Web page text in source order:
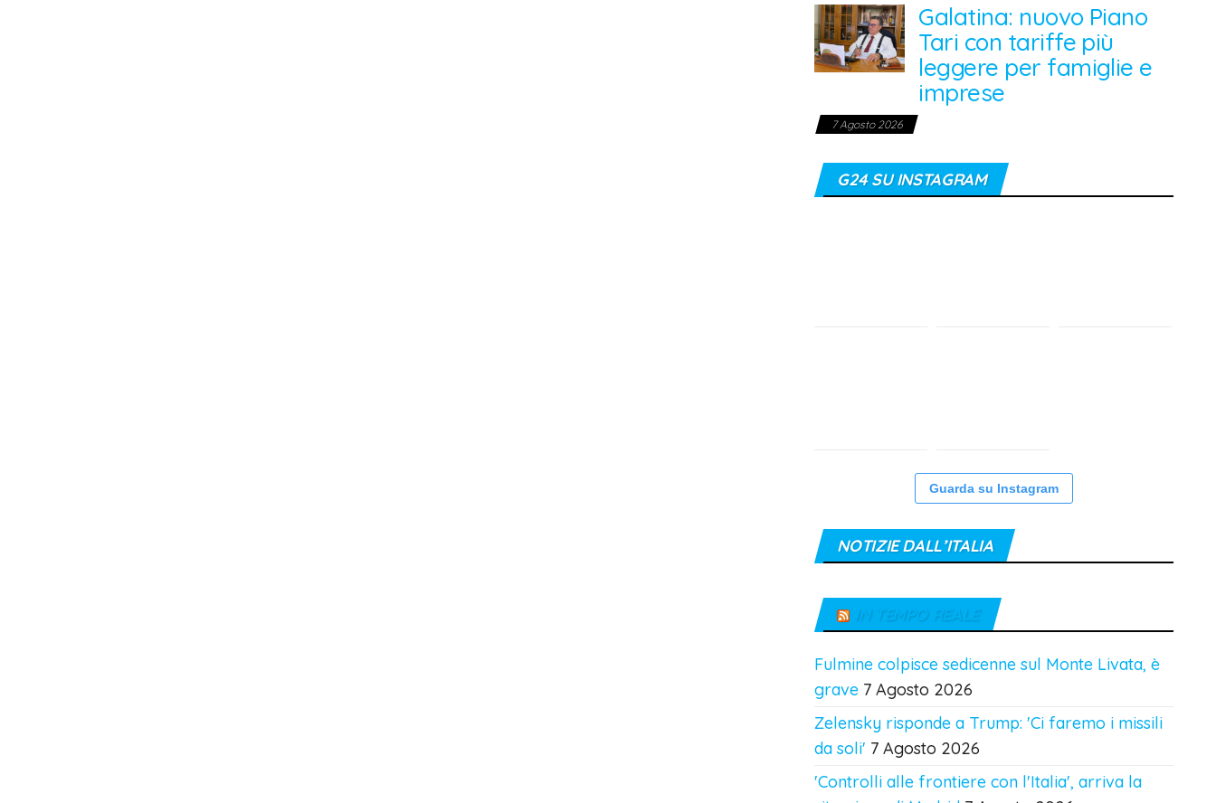
Galatina: nuovo Piano
Tari con tariffe più
leggere per famiglie e
imprese
7 Agosto 2026
G24 SU INSTAGRAM
Guarda su Instagram
NOTIZIE DALL’ITALIA
IN TEMPO REALE
Fulmine colpisce sedicenne sul Monte Livata, è
grave 7 Agosto 2026
Zelensky risponde a Trump: 'Ci faremo i missili
da soli' 7 Agosto 2026
'Controlli alle frontiere con l'Italia', arriva la